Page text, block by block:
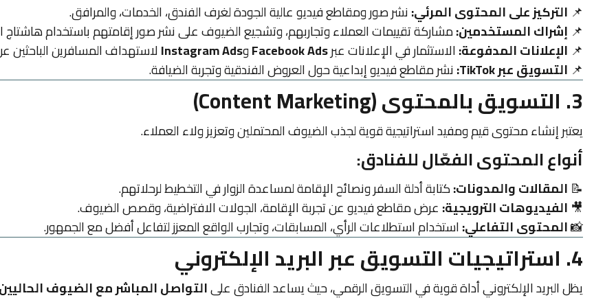
📌 التركيز على المحتوى المرئي:نشر صور ومقاطع فيديو عالية الجودة لغرف الفندق، الخدمات، والمرافق.
📌 إشراك المستخدمين:مشاركة تقييمات العملاء وتجاربهم، وتشجيع الضيوف على نشر صور إقامتهم باستخدام هاشتاج
📌 الإعلانات المدفوعة:الاستثمار في الإعلانات عبرFacebook AdsوInstagram Adsلاستهداف المسافرين الباحثين
📌 التسويق عبر TikTok: نشر مقاطع فيديو إبداعية حول العروض الفندقية وتجربة الضيافة.
3. التسويق بالمحتوى (Content Marketing)
يعتبر إنشاء محتوى قيم ومفيد استراتيجية قوية لجذب الضيوف المحتملين وتعزيز ولاء العملاء.
أنواع المحتوى الفعّال للفنادق:
📝 المقالات والمدونات:كتابة أدلة السفر ونصائح الإقامة لمساعدة الزوار في التخطيط لرحلاتهم.
🎥 الفيديوهات الترويجية: عرض مقاطع فيديو عن تجربة الإقامة، الجولات الافتراضية، وقصص الضيوف.
📸المحتوى التفاعلي:استخدام استطلاعات الرأي، المسابقات، وتجارب الواقع المعزز لتفاعل أفضل مع الجمهور.
4. استراتيجيات التسويق عبر البريد الإلكتروني
يظل البريد الإلكتروني أداة قوية في التسويق الرقمي، حيث يساعد الفنادق علىالتواصل المباشر مع الضيوف